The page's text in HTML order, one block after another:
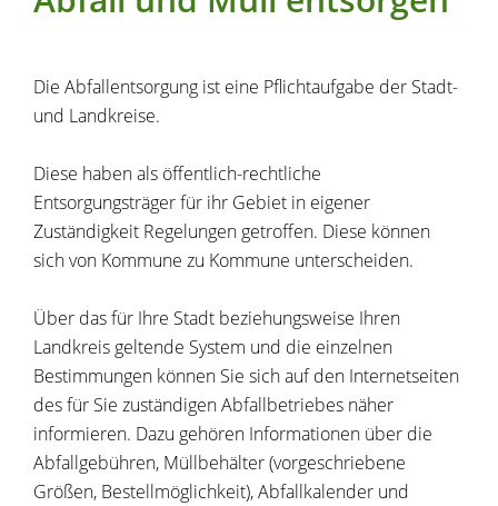
Die Abfallentsorgung ist eine Pflichtaufgabe der Stadt-
und Landkreise.
Diese haben als öffentlich-rechtliche
Entsorgungsträger für ihr Gebiet in eigener
Zuständigkeit Regelungen getroffen. Diese können
sich von Kommune zu Kommune unterscheiden.
Über das für Ihre Stadt beziehungsweise Ihren
Landkreis geltende System und die einzelnen
Bestimmungen können Sie sich auf den Internetseiten
des für Sie zuständigen Abfallbetriebes näher
informieren. Dazu gehören Informationen über die
Abfallgebühren, Müllbehälter (vorgeschriebene
Größen, Bestellmöglichkeit), Abfallkalender und